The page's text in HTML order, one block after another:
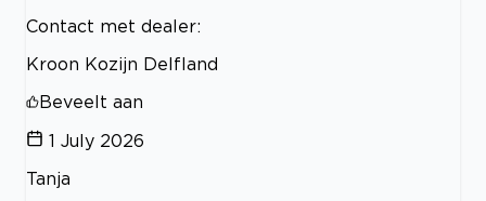
Contact met dealer:
Kroon Kozijn Delfland
Beveelt aan
1 July 2026
Tanja